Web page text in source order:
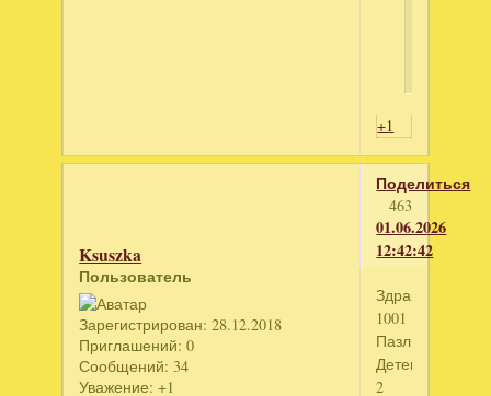
+1
Поделиться
463
01.06.2026
12:42:42
Ksuszka
Пользователь
Зарегистрирован: 28.12.2018
Приглашений: 0
Сообщений: 34
Уважение: +1
Здравствуйте!
1001
Пазл.
Детектив
2